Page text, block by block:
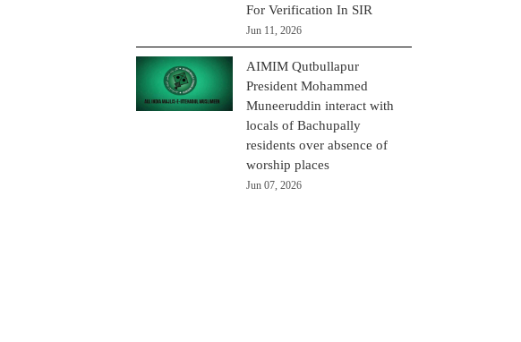
For Verification In SIR
Jun 11, 2026
AIMIM Qutbullapur
President Mohammed
Muneeruddin interact with
locals of Bachupally
residents over absence of
worship places
Jun 07, 2026